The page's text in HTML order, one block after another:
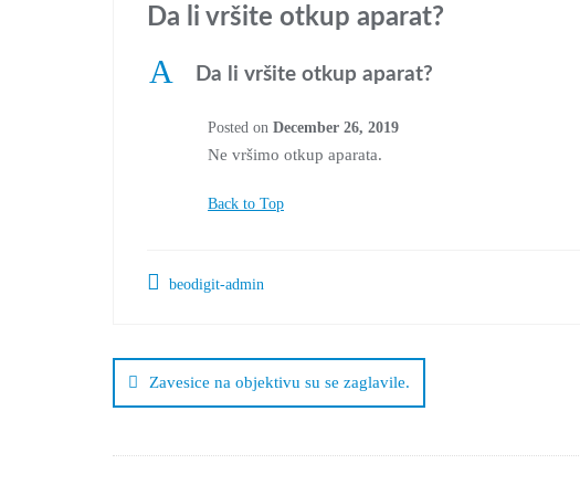
Da li vršite otkup aparat?
A Da li vršite otkup aparat?
Posted on December 26, 2019
Ne vršimo otkup aparata.
Back to Top
beodigit-admin
Zavesice na objektivu su se zaglavile.